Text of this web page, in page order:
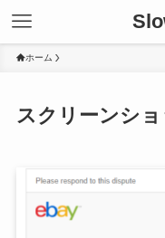
ホーム
スクリーンショ